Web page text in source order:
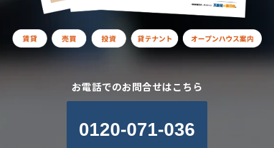
お電話でのお問合せはこちら
0120-071-036